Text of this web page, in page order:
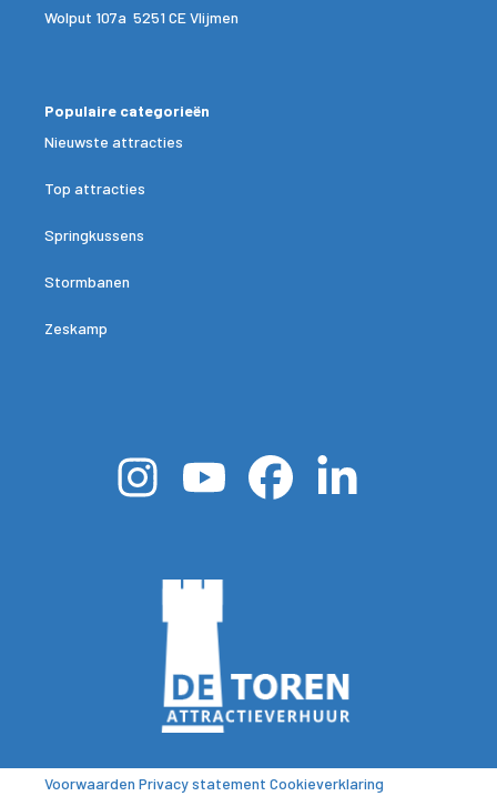
Wolput 107a 5251 CE Vlijmen
Populaire categorieën
Nieuwste attracties
Top attracties
Springkussens
Stormbanen
Zeskamp
Voorwaarden Privacy statement Cookieverklaring